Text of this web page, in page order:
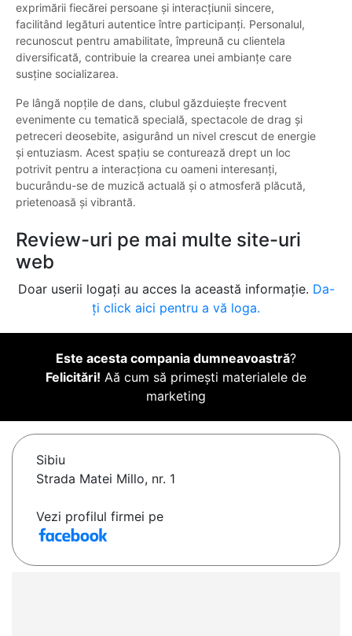
exprimării fiecărei persoane și interacțiunii sincere,
facilitând legături autentice între participanți. Personalul,
recunoscut pentru amabilitate, împreună cu clientela
diversificată, contribuie la crearea unei ambianțe care
susține socializarea.
Pe lângă nopțile de dans, clubul găzduiește frecvent
evenimente cu tematică specială, spectacole de drag și
petreceri deosebite, asigurând un nivel crescut de energie
și entuziasm. Acest spațiu se conturează drept un loc
potrivit pentru a interacționa cu oameni interesanți,
bucurându-se de muzică actuală și o atmosferă plăcută,
prietenoasă și vibrantă.
Review-uri pe mai multe site-uri
web
Doar userii logați au acces la această informație. Da-
ți click aici pentru a vă loga.
Este acesta compania dumneavoastră?
Felicitări! Aă cum să primești materialele de
marketing
Sibiu
Strada Matei Millo, nr. 1
Vezi profilul firmei pe